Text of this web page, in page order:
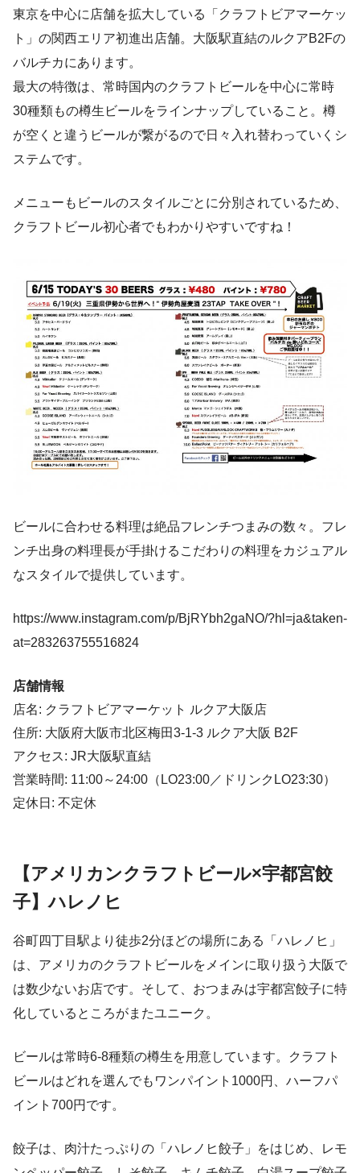
東京を中心に店舗を拡大している「クラフトビアマーケッ
ト」の関西エリア初進出店舗。大阪駅直結のルクアB2Fの
バルチカにあります。
最大の特徴は、常時国内のクラフトビールを中心に常時
30種類もの樽生ビールをラインナップしていること。樽
が空くと違うビールが繋がるので日々入れ替わっていくシ
ステムです。
メニューもビールのスタイルごとに分別されているため、
クラフトビール初心者でもわかりやすいですね！
ビールに合わせる料理は絶品フレンチつまみの数々。フレ
ンチ出身の料理長が手掛けるこだわりの料理をカジュアル
なスタイルで提供しています。
https://www.instagram.com/p/BjRYbh2gaNO/?hl=ja&taken-
at=283263755516824
店舗情報
店名: クラフトビアマーケット ルクア大阪店
住所: 大阪府大阪市北区梅田3-1-3 ルクア大阪 B2F
アクセス: JR大阪駅直結
営業時間: 11:00～24:00（LO23:00／ドリンクLO23:30）
定休日: 不定休
【アメリカンクラフトビール×宇都宮餃
子】ハレノヒ
谷町四丁目駅より徒歩2分ほどの場所にある「ハレノヒ」
は、アメリカのクラフトビールをメインに取り扱う大阪で
は数少ないお店です。そして、おつまみは宇都宮餃子に特
化しているところがまたユニーク。
ビールは常時6-8種類の樽生を用意しています。クラフト
ビールはどれを選んでもワンパイント1000円、ハーフパ
イント700円です。
餃子は、肉汁たっぷりの「ハレノヒ餃子」をはじめ、レモ